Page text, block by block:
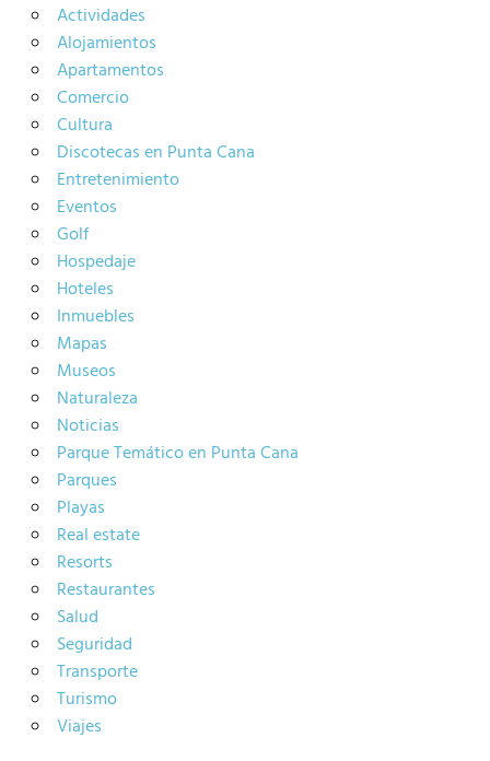
Actividades
Alojamientos
Apartamentos
Comercio
Cultura
Discotecas en Punta Cana
Entretenimiento
Eventos
Golf
Hospedaje
Hoteles
Inmuebles
Mapas
Museos
Naturaleza
Noticias
Parque Temático en Punta Cana
Parques
Playas
Real estate
Resorts
Restaurantes
Salud
Seguridad
Transporte
Turismo
Viajes